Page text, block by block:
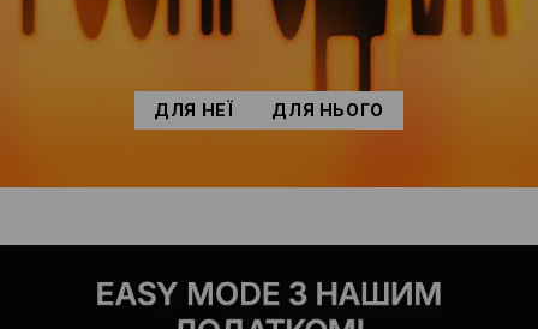
ДЛЯ НЕЇ ДЛЯ НЬОГО